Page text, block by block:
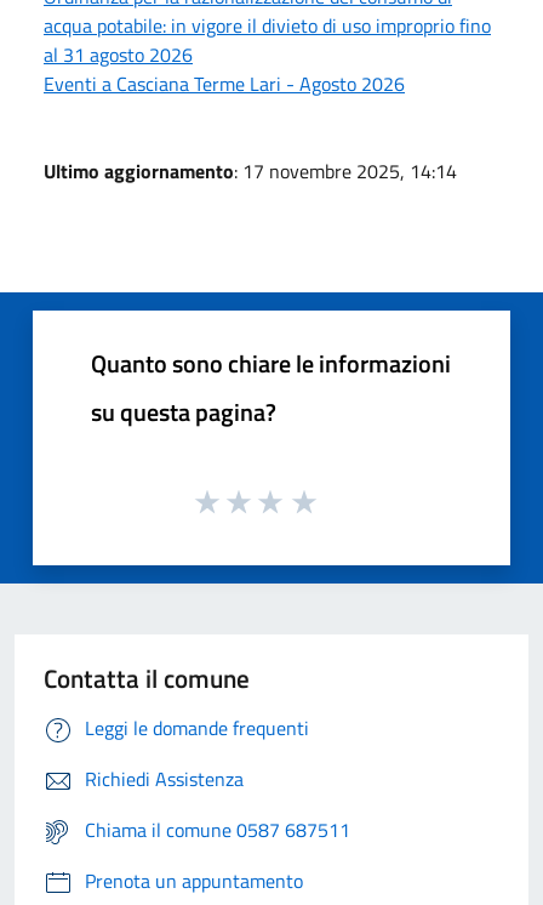
acqua potabile: in vigore il divieto di uso improprio fino
al 31 agosto 2026
Eventi a Casciana Terme Lari - Agosto 2026
Ultimo aggiornamento: 17 novembre 2025, 14:14
Quanto sono chiare le informazioni
su questa pagina?
Contatta il comune
Leggi le domande frequenti
Richiedi Assistenza
Chiama il comune 0587 687511
Prenota un appuntamento